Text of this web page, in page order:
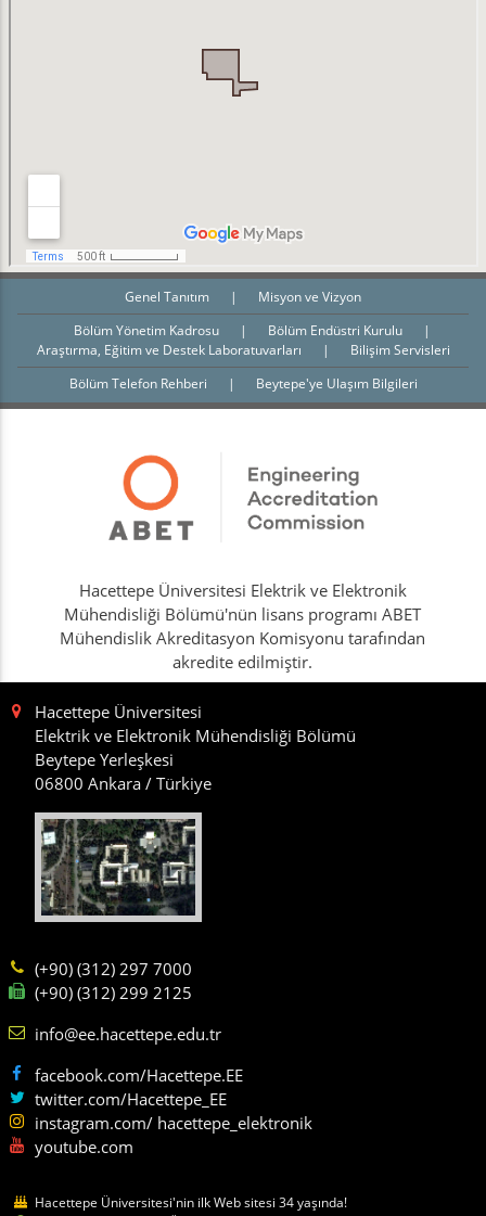
Genel Tanıtım |
Misyon ve Vizyon
Bölüm Yönetim Kadrosu
| Bölüm Endüstri Kurulu
|
Araştırma, Eğitim ve Destek Laboratuvarları
|
Bilişim Servisleri
Bölüm Telefon Rehberi
| Beytepe'ye Ulaşım Bilgileri
Hacettepe Üniversitesi Elektrik ve Elektronik
Mühendisliği Bölümü'nün lisans programı ABET
Mühendislik Akreditasyon Komisyonu tarafından
akredite edilmiştir.
Hacettepe Üniversitesi
Elektrik ve Elektronik Mühendisliği Bölümü
Beytepe Yerleşkesi
06800 Ankara / Türkiye
(+90) (312) 297 7000
(+90) (312) 299 2125
info@ee.hacettepe.edu.tr
facebook.com/Hacettepe.EE
twitter.com/Hacettepe_EE
instagram.com/ hacettepe_elektronik
youtube.com
Hacettepe Üniversitesi'nin ilk Web sitesi 34 yaşında!